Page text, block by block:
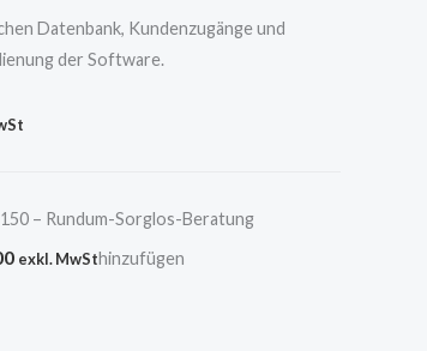
Datenbank, Kundenzugänge und
der Software.
– Rundum-Sorglos-Beratung
exkl. MwSthinzufügen